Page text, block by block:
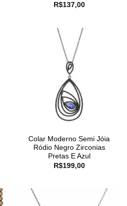
R$137,00
Colar Moderno Semi Jóia
Ródio Negro Zirconias
Pretas E Azul
R$199,00